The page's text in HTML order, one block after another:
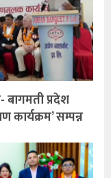
बागमती प्रदेश
कार्यक्रम’ सम्पन्न